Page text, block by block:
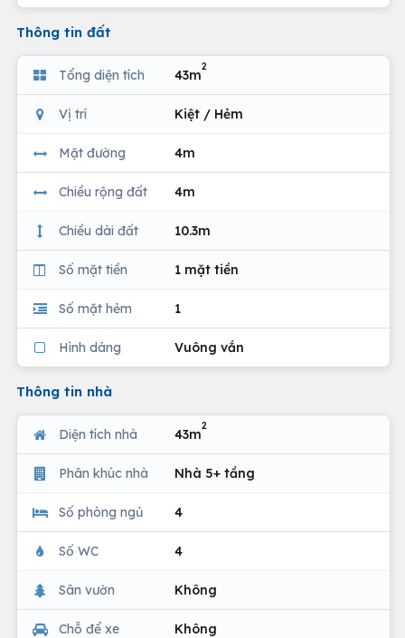
Thông tin đất
Tổng diện tích 43m
2
Vị trí Kiệt / Hẻm
Mặt đường 4m
Chiều rộng đất 4m
Chiều dài đất 10.3m
Số mặt tiền 1 mặt tiền
Số mặt hẻm 1
Hình dáng Vuông vắn
Thông tin nhà
Diện tích nhà 43m
2
Phân khúc nhà Nhà 5+ tầng
Số phòng ngủ 4
Số WC 4
Sân vườn Không
Chỗ để xe Không